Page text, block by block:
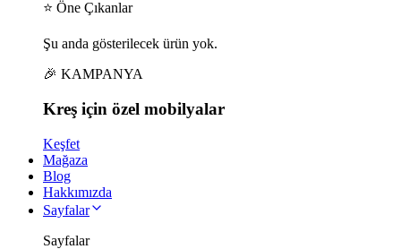
⭐ Öne Çıkanlar
Şu anda gösterilecek ürün yok.
🎉 KAMPANYA
Kreş için özel mobilyalar
Keşfet
Mağaza
Blog
Hakkımızda
Sayfalar
Sayfalar